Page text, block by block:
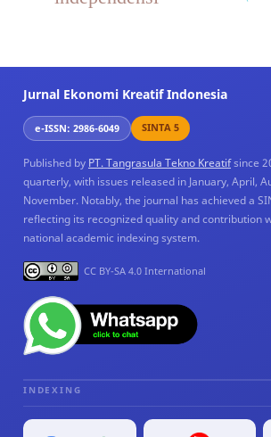
Jurnal Ekonomi Kreatif Indonesia
e-ISSN: 2986-6049 SINTA 5
Published by PT. Tangrasula Tekno Kreatifsince
quarterly, with issues released in January, April,
November. Notably, the journal has achieved a
reflecting its recognized quality and contribution
national academic indexing system.
CC BY-SA 4.0 International
INDEXING